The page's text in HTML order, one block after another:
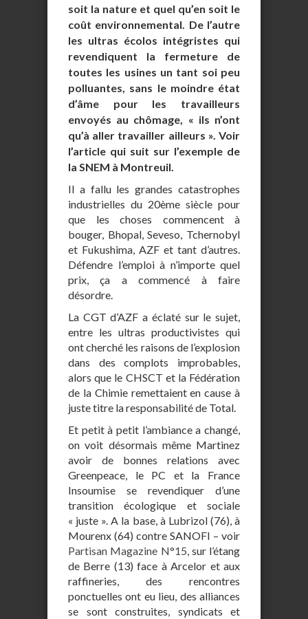
soit la nature et quel qu’en soit le
coût environnemental. De l’autre
les ultras écolos intégristes qui
revendiquent la fermeture de
toutes les usines un tant soi peu
polluantes, sans le moindre état
d’âme pour les travailleurs
envoyés au chômage, « ils n’ont
qu’à aller travailler ailleurs ». Voir
l’article qui suit sur l’exemple de
la SNEM à Montreuil.
Il a fallu les grandes catastrophes
industrielles du 20ème siècle pour
que les choses commencent à
bouger, Bhopal, Seveso, Tchernobyl
et Fukushima, AZF et tant d’autres.
Défendre l’emploi à n’importe quel
prix, ça a commencé à faire
désordre.
La CGT d’AZF a éclaté sur le sujet,
entre les ultras productivistes qui
ont cherché les raisons de l’explosion
dans des complots improbables,
alors que le CHSCT et la Fédération
de la Chimie remettaient en cause à
juste titre la responsabilité de Total.
Et petit à petit l’ambiance a changé,
on voit désormais même Martinez
avoir de bonnes relations avec
Greenpeace, le PC et la France
Insoumise se revendiquer d’une
transition écologique et sociale
« juste ». A la base, à Lubrizol (76), à
Mourenx (64) contre SANOFI – voir
Partisan Magazine N°15, sur l’étang
de Berre (13) face à Arcelor et aux
raffineries, des rencontres
ponctuelles ont eu lieu, des alliances
se sont construites, syndicats et